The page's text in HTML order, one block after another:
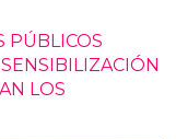
PÚBLICOS
LOS